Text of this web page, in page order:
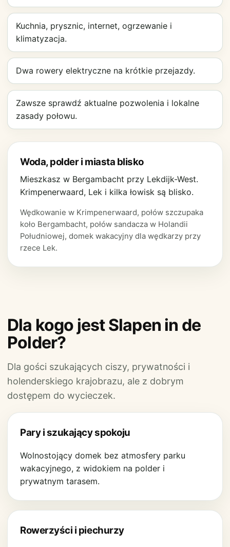
Kuchnia, prysznic, internet, ogrzewanie i
klimatyzacja.
Dwa rowery elektryczne na krótkie przejazdy.
Zawsze sprawdź aktualne pozwolenia i lokalne
zasady połowu.
Woda, polder i miasta blisko
Mieszkasz w Bergambacht przy Lekdijk-West.
Krimpenerwaard, Lek i kilka łowisk są blisko.
Wędkowanie w Krimpenerwaard, połów szczupaka
koło Bergambacht, połów sandacza w Holandii
Południowej, domek wakacyjny dla wędkarzy przy
rzece Lek.
Dla kogo jest Slapen in de
Polder?
Dla gości szukających ciszy, prywatności i
holenderskiego krajobrazu, ale z dobrym
dostępem do wycieczek.
Pary i szukający spokoju
Wolnostojący domek bez atmosfery parku
wakacyjnego, z widokiem na polder i
prywatnym tarasem.
Rowerzyści i piechurzy